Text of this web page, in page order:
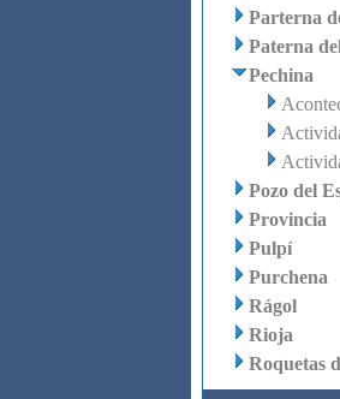
Parterna
Paterna
Pechina
Pozo del
Provincia
Pulpí
Purchena
Rágol
Rioja
Roquetas